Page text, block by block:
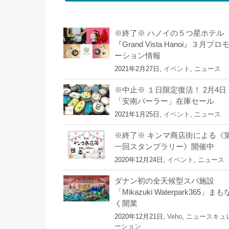
※終了※ ハノイの５つ星ホテル
『Grand Vista Hanoi』３月プロモ
ーション情報
2021年2月27日, イベント ニュース
※中止※ １日限定復活！ 2月4日
「安南パーラー」在庫セール
2021年1月25日, イベント ニュース
※終了※ キンマ商店街による《
一回スタンプラリー》開催中
2020年12月24日, イベント ニュース
ダナン初の全天候型スパ施設
「Mikazuki Waterpark365」まも
く開業
2020年12月21日, Veho
ニュースキュ
ーション